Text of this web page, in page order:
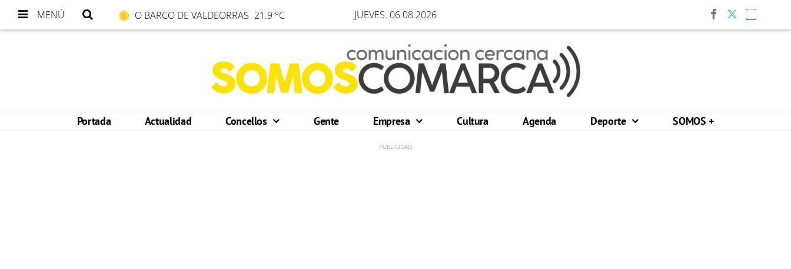
MENÚ O BARCO DE VALDEORRAS 21.9 °C JUEVES. 06.08.2026
Portada Actualidad Concellos Gente Empresa Cultura Agenda Deporte SOMOS +